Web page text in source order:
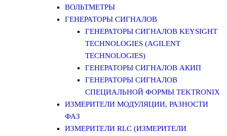
ВОЛЬТМЕТРЫ
ГЕНЕРАТОРЫ СИГНАЛОВ
ГЕНЕРАТОРЫ СИГНАЛОВ KEYSIGHT
TECHNOLOGIES (AGILENT
TECHNOLOGIES)
ГЕНЕРАТОРЫ СИГНАЛОВ АКИП
ГЕНЕРАТОРЫ СИГНАЛОВ
СПЕЦИАЛЬНОЙ ФОРМЫ TEKTRONIX
ИЗМЕРИТЕЛИ МОДУЛЯЦИИ, РАЗНОСТИ
ФАЗ
ИЗМЕРИТЕЛИ RLC (ИЗМЕРИТЕЛИ